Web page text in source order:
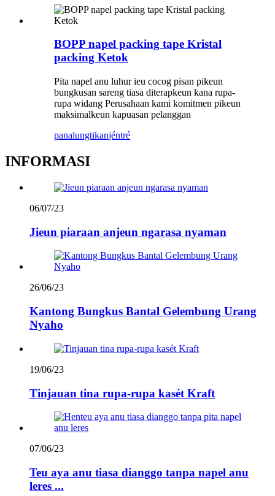
BOPP napel packing tape Kristal
packing Ketok
Pita napel anu luhur ieu cocog pisan pikeun
bungkusan sareng tiasa diterapkeun kana rupa-
rupa widang Perusahaan kami komitmen pikeun
maksimalkeun kapuasan pelanggan
panalungtikanjéntré
INFORMASI
06/07/23
Jieun piaraan anjeun ngarasa nyaman
26/06/23
Kantong Bungkus Bantal Gelembung Urang
Nyaho
19/06/23
Tinjauan tina rupa-rupa kasét Kraft
07/06/23
Teu aya anu tiasa dianggo tanpa napel anu
leres ...